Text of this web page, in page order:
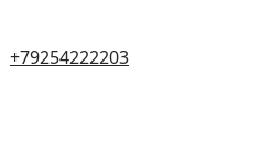
+79254222203